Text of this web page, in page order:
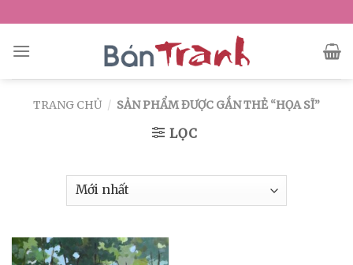
to
content
TRANG CHỦ / SẢN PHẨM ĐƯỢC GẮN THẺ “HỌA SĨ”
LỌC